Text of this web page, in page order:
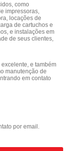
como
impressoras,
locações de
de cartuchos e
e instalações em
de seus clientes,
e também
manutenção de
em contato
por email.